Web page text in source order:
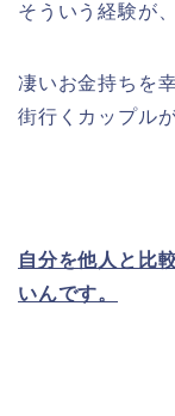
そういう経験が
凄いお金持ちを
街行くカップル
自分を他人と比
いんです。